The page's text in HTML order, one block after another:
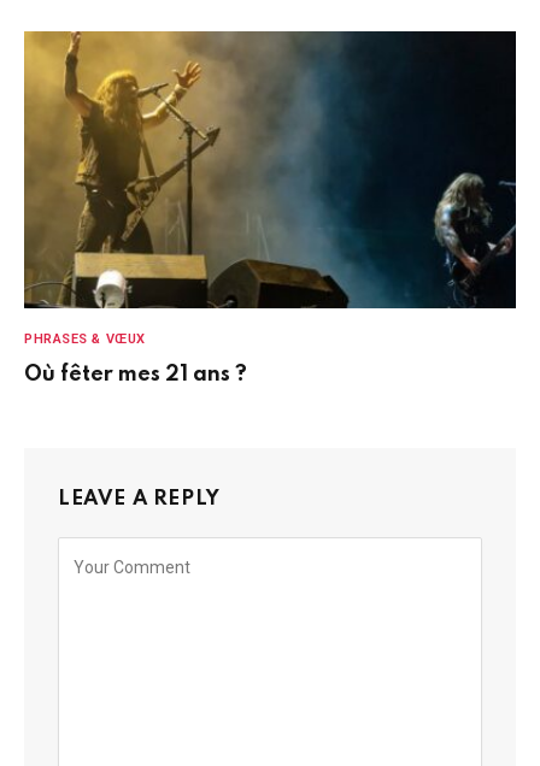
PHRASES & VŒUX
Où fêter mes 21 ans ?
LEAVE A REPLY